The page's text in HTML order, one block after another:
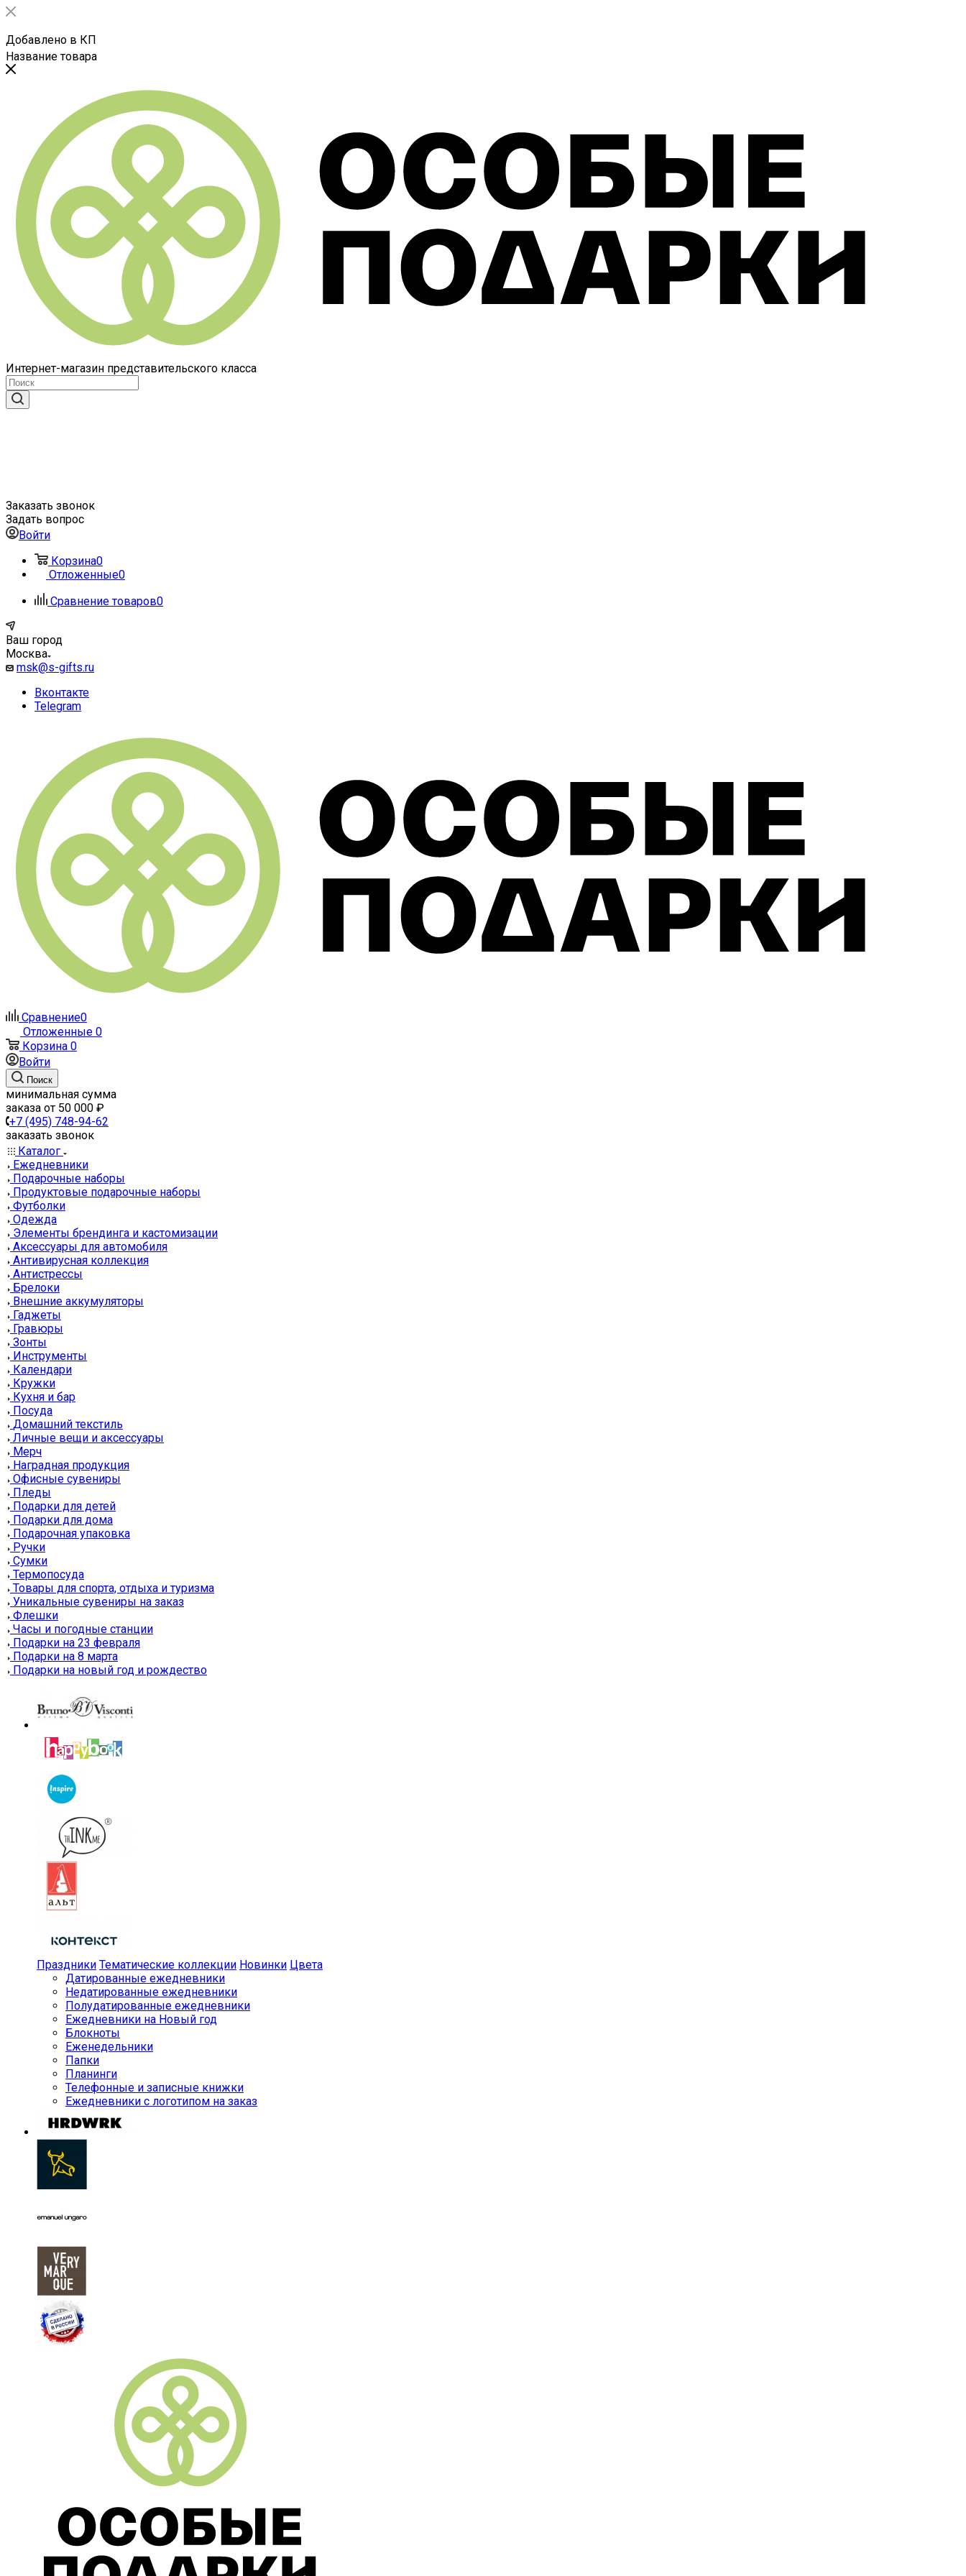
Добавлено в КП
Название товара
Интернет-магазин представительского класса
Заказать звонок
Задать вопрос
Войти
Корзина0
Отложенные0
Сравнение товаров0
Ваш город
Москва
msk@s-gifts.ru
Вконтакте
Telegram
Сравнение0
Отложенные 0
Корзина 0
Войти
Поиск
минимальная сумма
заказа от 50 000 ₽
+7 (495) 748-94-62
заказать звонок
Каталог
Ежедневники
Подарочные наборы
Продуктовые подарочные наборы
Футболки
Одежда
Элементы брендинга и кастомизации
Аксессуары для автомобиля
Антивирусная коллекция
Антистрессы
Брелоки
Внешние аккумуляторы
Гаджеты
Гравюры
Зонты
Инструменты
Календари
Кружки
Кухня и бар
Посуда
Домашний текстиль
Личные вещи и аксессуары
Мерч
Наградная продукция
Офисные сувениры
Пледы
Подарки для детей
Подарки для дома
Подарочная упаковка
Ручки
Сумки
Термопосуда
Товары для спорта, отдыха и туризма
Уникальные сувениры на заказ
Флешки
Часы и погодные станции
Подарки на 23 февраля
Подарки на 8 марта
Подарки на новый год и рождество
Праздники Тематические коллекции Новинки Цвета
Датированные ежедневники
Недатированные ежедневники
Полудатированные ежедневники
Ежедневники на Новый год
Блокноты
Еженедельники
Папки
Планинги
Телефонные и записные книжки
Ежедневники с логотипом на заказ